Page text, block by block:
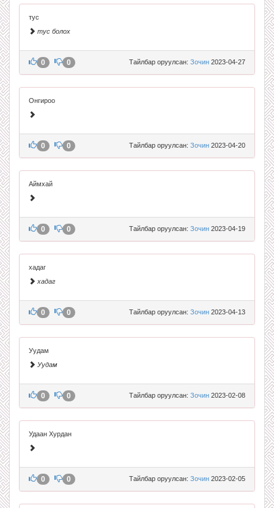
тус
тус болох
Тайлбар оруулсан: Зочин 2023-04-27
0 0
Онгироо
Тайлбар оруулсан: Зочин 2023-04-20
0 0
Аймхай
Тайлбар оруулсан: Зочин 2023-04-19
0 0
хадаг
хадаг
Тайлбар оруулсан: Зочин 2023-04-13
0 0
Уудам
Уудам
Тайлбар оруулсан: Зочин 2023-02-08
0 0
Удаан Хурдан
Тайлбар оруулсан: Зочин 2023-02-05
0 0